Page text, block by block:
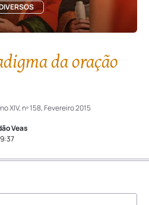
da oração
XIV, nº 158, Fevereiro 2015
Veas